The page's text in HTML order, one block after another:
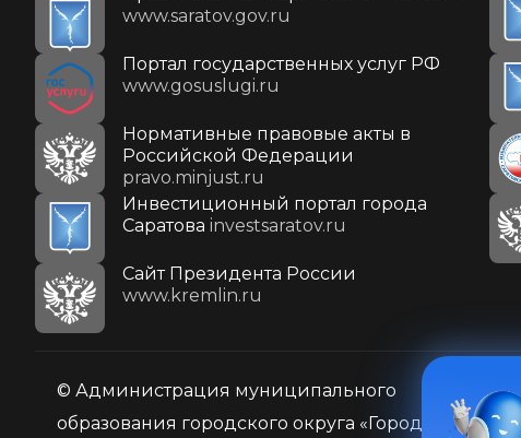
www.saratov.gov.ru
Портал государственных услуг РФ
www.gosuslugi.ru
Нормативные правовые акты в
Российской Федерации
pravo.minjust.ru
Инвестиционный портал города
Саратова investsaratov.ru
Cайт Президента России
www.kremlin.ru
© Администрация муниципального
образования городского округа «Город